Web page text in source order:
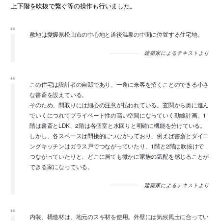
上下階を吹抜で繋ぐ等の操作も行いました。
敷地は愛媛県松山市の中心地と道後温泉の中間に位置する住宅地。
建築家によるテキストより
この住宅は設計者の自邸であり、一角に来客を招くことのできる小さ
な書斎を設えている。
そのため、間取りには細心の注意が払われている。玄関から奥に進ん
でいくにつれてプライベート性の高い空間になっていく動線計画。1
階は書斎とLDK、2階は各個室と水回りと明確に機能を分けている。
しかし、各スペースは間接的につながっており、例えば書斎とダイニ
ングキッチンはガラス戸でつながっていたり、1階と2階は吹抜けで
つながっていたりと、どこに居ても微かに家族の気配を感じることが
できる家になっている。
建築家によるテキストより
内装、構造材は、地元のスギ材を使用。外壁には気候風土に合ってい